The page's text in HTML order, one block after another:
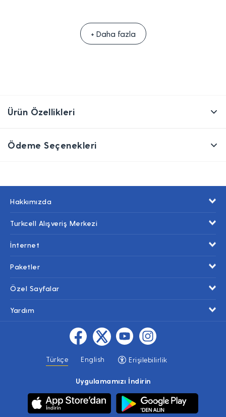
+ Daha fazla
Ürün Özellikleri
Ödeme Seçenekleri
Hakkımızda
Turkcell Alışveriş Merkezi
İnternet
Paketler
Özel Sayfalar
Yardım
Türkçe English Erişilebilirlik
Uygulamamızı İndirin